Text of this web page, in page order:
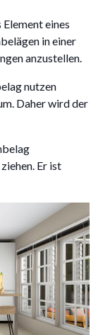
eines
in einer
anzustellen.
nutzen
Daher wird der
Er ist